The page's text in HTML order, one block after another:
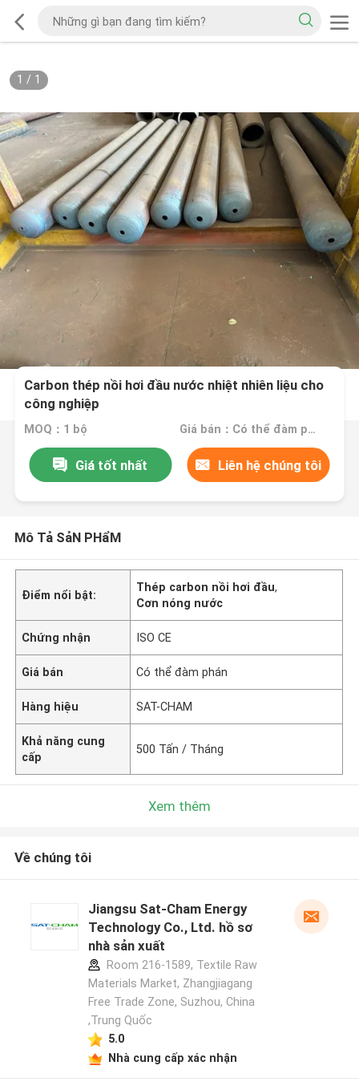
1 / 1
Carbon thép nồi hơi đầu nước nhiệt nhiên liệu cho
công nghiệp
MOQ：1 bộ Giá bán：Có thể đàm phán
Giá tốt nhất Liên hệ chúng tôi
Mô Tả SảN PHẩM
Điểm nổi bật:
Thép carbon nồi hơi đầu,
Cơn nóng nước
Chứng nhận ISO CE
Giá bán Có thể đàm phán
Hàng hiệu SAT-CHAM
Khả năng cung
cấp
500 Tấn / Tháng
Xem thêm
Về chúng tôi
Jiangsu Sat-Cham Energy
Technology Co., Ltd. hồ sơ
nhà sản xuất
Room 216-1589, Textile Raw
Materials Market, Zhangjiagang
Free Trade Zone, Suzhou, China
,Trung Quốc
5.0
Nhà cung cấp xác nhận